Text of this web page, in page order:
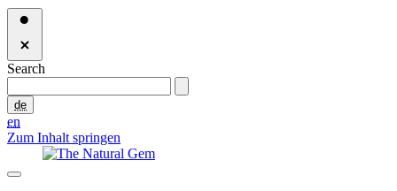
Search
de
en
Zum Inhalt springen